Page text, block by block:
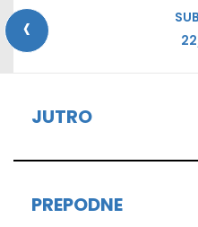
‹
JUTRO
PREPODNE